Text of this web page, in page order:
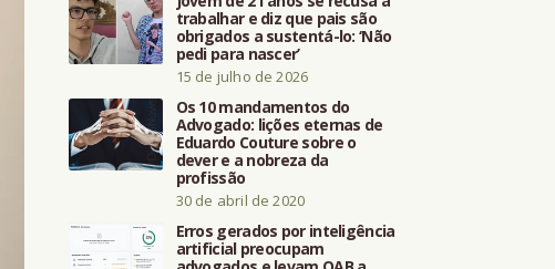
trabalhar e diz que pais são
obrigados a sustentá-lo: ‘Não
pedi para nascer’
15 de julho de 2026
Os 10 mandamentos do
Advogado: lições eternas de
Eduardo Couture sobre o
dever e a nobreza da
profissão
30 de abril de 2020
Erros gerados por inteligência
artificial preocupam